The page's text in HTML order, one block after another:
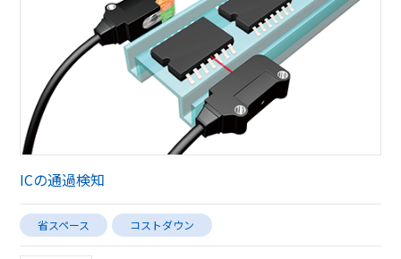
ICの通過検知
省スペース コストダウン